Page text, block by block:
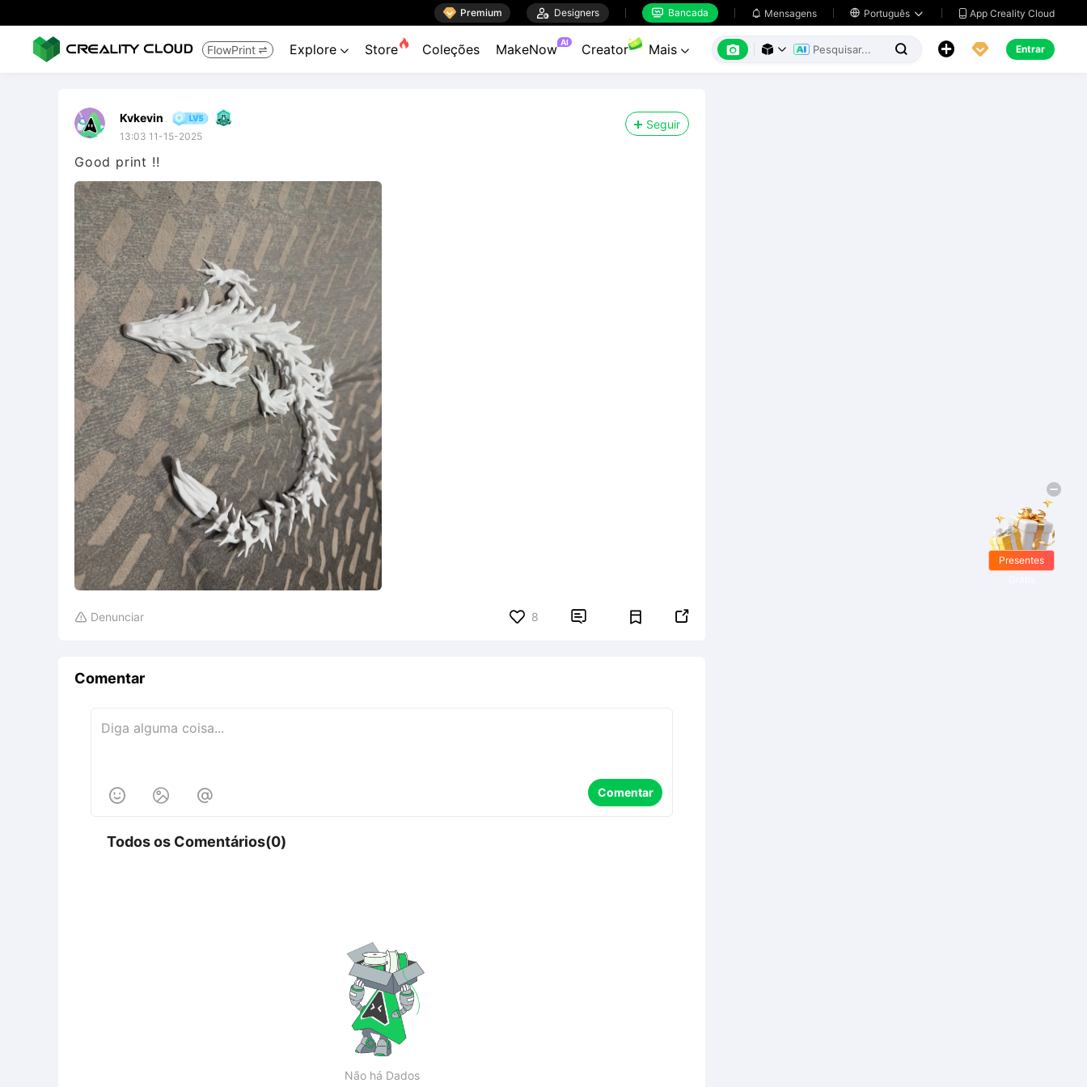
 Premium  Designers  Bancada  Mensagens  Português   App Creality Cloud
FlowPrint  Explore  Store Coleções MakeNow AI Creator Mais        Entrar
Kvkevin
13:03 11-15-2025
Seguir
Good print !!
 Denunciar 8  
Comentar
   Comentar
Todos os Comentários(0)
Não há Dados
Presentes